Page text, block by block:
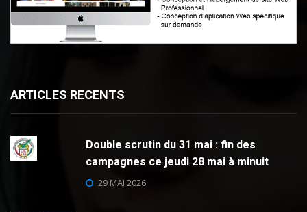
ARTICLES RECENTS
Double scrutin du 31 mai : fin des
campagnes ce jeudi 28 mai à minuit
29 MAI 2026